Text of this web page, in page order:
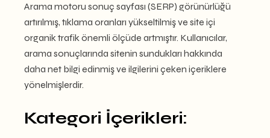
Arama motoru sonuç sayfası (SERP) görünürlüğü
artırılmış, tıklama oranları yükseltilmiş ve site içi
organik trafik önemli ölçüde artmıştır. Kullanıcılar,
arama sonuçlarında sitenin sundukları hakkında
daha net bilgi edinmiş ve ilgilerini çeken içeriklere
yönelmişlerdir.
Kategori İçerikleri: